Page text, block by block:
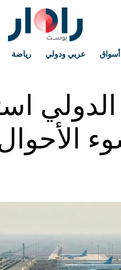
أسواق عربي ودولي رياضة